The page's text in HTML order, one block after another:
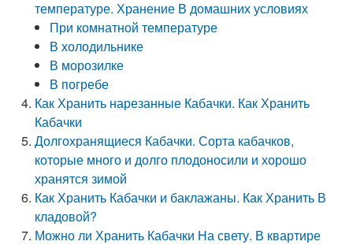
температуре. Хранение В домашних условиях
При комнатной температуре
В холодильнике
В морозилке
В погребе
Как Хранить нарезанные Кабачки. Как Хранить
Кабачки
Долгохранящиеся Кабачки. Сорта кабачков,
которые много и долго плодоносили и хорошо
хранятся зимой
Как Хранить Кабачки и баклажаны. Как Хранить В
кладовой?
Можно ли Хранить Кабачки На свету. В квартире